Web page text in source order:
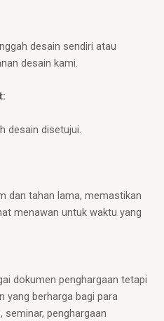
desain sendiri atau
desain kami.
desain disetujui.
dan tahan lama, memastikan
menawan untuk waktu yang
dokumen penghargaan tetapi
yang berharga bagi para
seminar, penghargaan